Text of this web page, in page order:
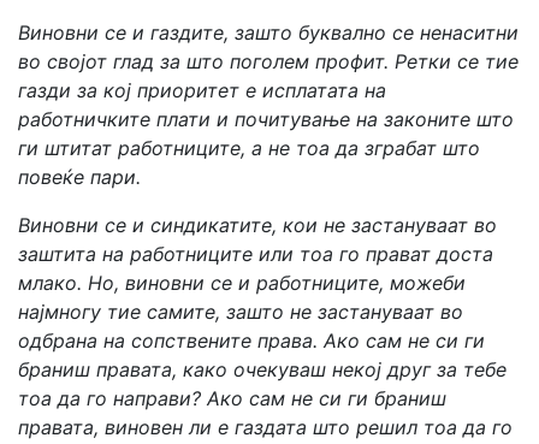
Виновни се и газдите, зашто буквално се ненаситни
во својот глад за што поголем профит. Ретки се тие
газди за кој приоритет е исплатата на
работничките плати и почитување на законите што
ги штитат работниците, а не тоа да зграбат што
повеќе пари.
Виновни се и синдикатите, кои не застануваат во
заштита на работниците или тоа го прават доста
млако. Но, виновни се и работниците, можеби
најмногу тие самите, зашто не застануваат во
одбрана на сопствените права. Ако сам не си ги
браниш правата, како очекуваш некој друг за тебе
тоа да го направи? Ако сам не си ги браниш
правата, виновен ли е газдата што решил тоа да го